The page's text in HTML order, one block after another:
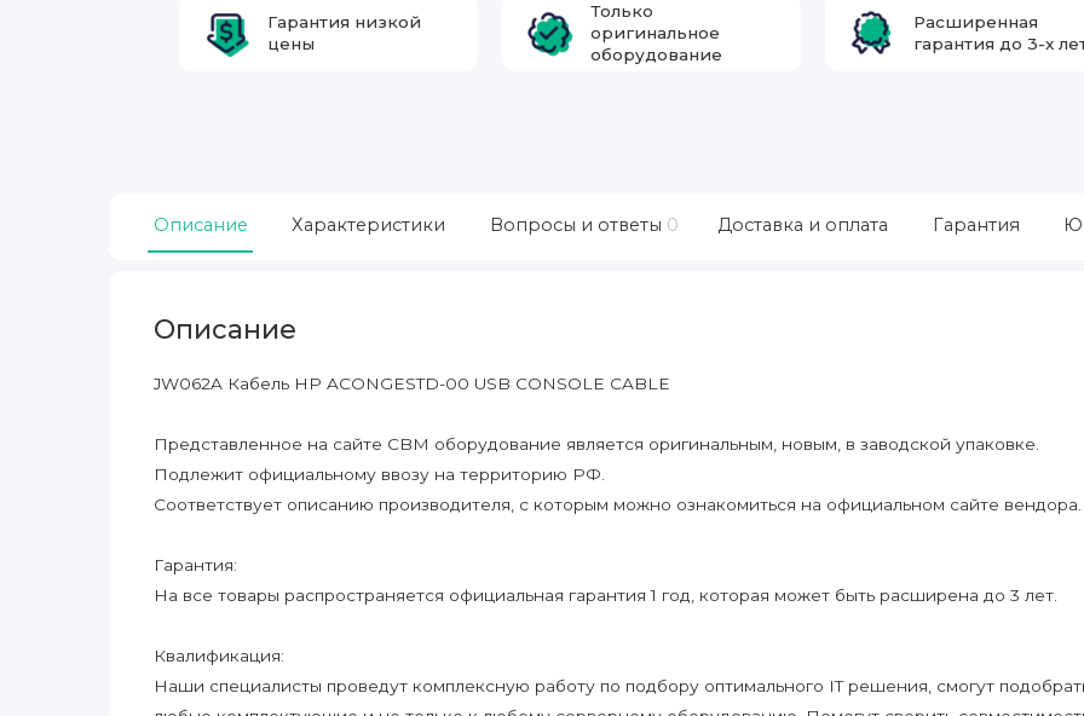
Гарантия низкой
цены
Только
оригинальное
оборудование
Расширенная
гарантия до 3-х
Описание Характеристики Вопросы и ответы 0 Доставка и оплата Гарантия
Описание
JW062A Кабель HP ACONGESTD-00 USB CONSOLE CABLE
Представленное на сайте CBM оборудование является оригинальным, новым, в заводской упаковке.
Подлежит официальному ввозу на территорию РФ.
Соответствует описанию производителя, с которым можно ознакомиться на официальном сайте вендора.
Гарантия:
На все товары распространяется официальная гарантия 1 год, которая может быть расширена до 3 лет.
Квалификация:
Наши специалисты проведут комплексную работу по подбору оптимального IT решения, смогут